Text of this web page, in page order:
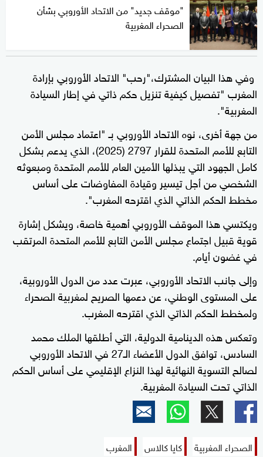
"موقف جديد" من الاتحاد الأوروبي بشأن
الصحراء المغربية
وفي هذا البيان المشترك،"رحب" الاتحاد الأوروبي بإرادة
المغرب "تفصيل كيفية تنزيل حكم ذاتي في إطار السيادة
المغربية".
من جهة أخرى، نوه الاتحاد الأوروبي بـ "اعتماد مجلس الأمن
التابع للأمم المتحدة للقرار 2797 (2025)، الذي يدعم بشكل
كامل الجهود التي يبذلها الأمين العام للأمم المتحدة ومبعوثه
الشخصي من أجل تيسير وقيادة المفاوضات على أساس
مخطط الحكم الذاتي الذي اقترحه المغرب".
ويكتسي هذا الموقف الأوروبي أهمية خاصة، ويشكل إشارة
قوية قبيل اجتماع مجلس الأمن التابع للأمم المتحدة المرتقب
في غضون أيام.
وإلى جانب الاتحاد الأوروبي، عبرت عدد من الدول الأوروبية،
على المستوى الوطني، عن دعمها الصريح لمغربية الصحراء
ولمخطط الحكم الذاتي الذي اقترحه المغرب.
وتعكس هذه الدينامية الدولية، التي أطلقها الملك محمد
السادس، توافق الدول الأعضاء الـ27 في الاتحاد الأوروبي
لصالح التسوية النهائية لهذا النزاع الإقليمي على أساس الحكم
الذاتي تحت السيادة المغربية.
الصحراء المغربية كايا كالاس المغرب